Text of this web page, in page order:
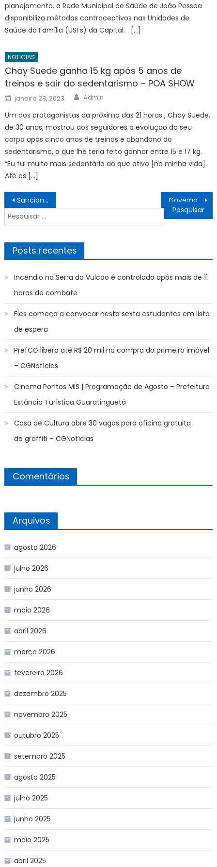
planejamento, a Rede Municipal de Saúde de João Pessoa
disponibiliza métodos contraceptivos nas Unidades de
Saúde da Família (USFs) da Capital. […]
NOTICIAS
Chay Suede ganha 15 kg após 5 anos de
treinos e sair do sedentarismo – POA SHOW
Posted
on
janeiro 28, 2023 Author
Admin
Um dos protagonistas da próxima das 21 horas , Chay Suede,
de 30 anos, mostrou aos seguidores a evolução do seu
corpo após cinco anos de treinos e abandono do
sedentarismo, o que lhe teria feito ganhar entre 15 e 17 kg.
“Eu fui muito mais sedentário do que ativo [na minha vida].
Até os […]
Navegação
de
Post
Sancionada lei que define reajuste a servidores municipais – CGNotícias
Pesquisar
por:
Posts recentes
Incêndio na Serra do Vulcão é controlado após mais de 11
horas de combate
Fies começa a convocar nesta sexta estudantes em lista
de espera
PrefCG libera até R$ 20 mil na compra do primeiro imóvel
– CGNotícias
Cinema Pontos MIS | Programação de Agosto – Prefeitura
Estância Turística Guaratinguetá
Casa de Cultura abre 30 vagas para oficina gratuita
de graffiti – CGNotícias
Comentários
Arquivos
agosto 2026
julho 2026
junho 2026
maio 2026
abril 2026
março 2026
fevereiro 2026
dezembro 2025
novembro 2025
outubro 2025
setembro 2025
agosto 2025
julho 2025
junho 2025
maio 2025
abril 2025